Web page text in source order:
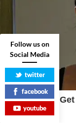
Follow us on
Social Media
twitter
facebook
youtube